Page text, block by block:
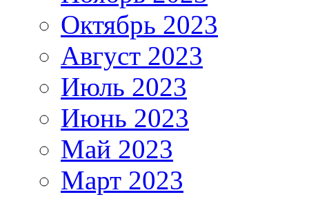
Октябрь 2023
Август 2023
Июль 2023
Июнь 2023
Май 2023
Март 2023